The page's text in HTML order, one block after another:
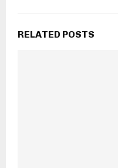
RELATED POSTS